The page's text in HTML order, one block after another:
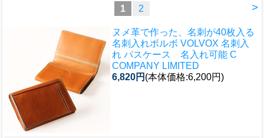
>
1 2
ヌメ革で作った、名刺が40枚入る
名刺入れボルボ VOLVOX 名刺入
れ パスケース 名入れ可能 C
COMPANY LIMITED
6,820円 (本体価格:6,200円)